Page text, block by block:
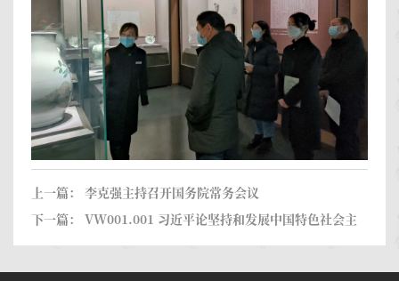
上一篇： 李克强主持召开国务院常务会议
下一篇： VW001.001 习近平论坚持和发展中国特色社会主
义（2023年）